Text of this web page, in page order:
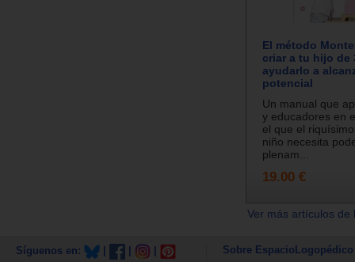
El método
criar a tu hijo de
ayudarlo a
potencial
Un manual que
y educadores en
el que el
niño necesita
plenam...
19.00 €
Ver más artículos
Síguenos en: Sobre EspacioLogopédico